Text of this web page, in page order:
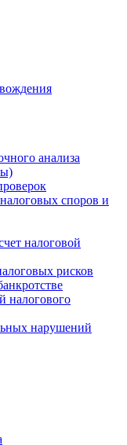
анализа
споров и
налоговой
рисков
налогового
нарушений